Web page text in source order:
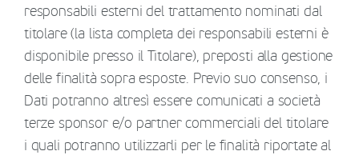
responsabili esterni del trattamento nominati dal
titolare (la lista completa dei responsabili esterni è
disponibile presso il Titolare), preposti alla gestione
delle finalità sopra esposte. Previo suo consenso, i
Dati potranno altresì essere comunicati a società
terze sponsor e/o partner commerciali del titolare
i quali potranno utilizzarli per le finalità riportate al